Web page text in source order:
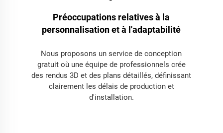
Préoccupations relatives à la
personnalisation et à l'adaptabilité
Nous proposons un service de conception
gratuit où une équipe de professionnels crée
des rendus 3D et des plans détaillés, définissant
clairement les délais de production et
d'installation.